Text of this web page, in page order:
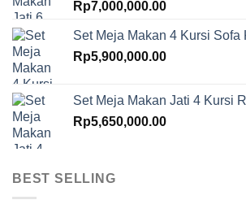
Rp7,000,000.00
Set Meja Makan 4 Kursi Sofa
Rp5,900,000.00
Set Meja Makan Jati 4 Kursi
Rp5,650,000.00
BEST SELLING